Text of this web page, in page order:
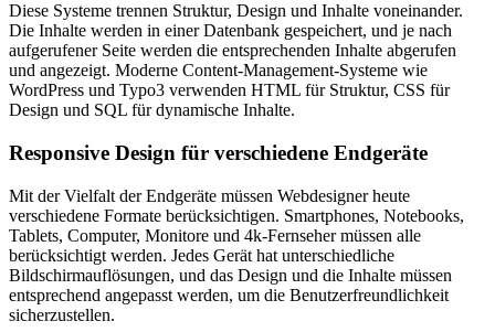
Diese Systeme trennen Struktur, Design und Inhalte voneinander.
Die Inhalte werden in einer Datenbank gespeichert, und je nach
aufgerufener Seite werden die entsprechenden Inhalte abgerufen
und angezeigt. Moderne Content-Management-Systeme wie
WordPress und Typo3 verwenden HTML für Struktur, CSS für
Design und SQL für dynamische Inhalte.
Responsive Design für verschiedene Endgeräte
Mit der Vielfalt der Endgeräte müssen Webdesigner heute
verschiedene Formate berücksichtigen. Smartphones, Notebooks,
Tablets, Computer, Monitore und 4k-Fernseher müssen alle
berücksichtigt werden. Jedes Gerät hat unterschiedliche
Bildschirmauflösungen, und das Design und die Inhalte müssen
entsprechend angepasst werden, um die Benutzerfreundlichkeit
sicherzustellen.